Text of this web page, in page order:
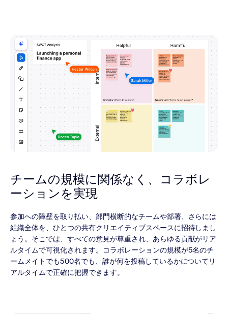
チームの規模に関係なく、コラボレ
ーションを実現
参加への障壁を取り払い、部門横断的なチームや部署、さらには
組織全体を、ひとつの共有クリエイティブスペースに招待しまし
ょう。そこでは、すべての意見が尊重され、あらゆる貢献がリア
ルタイムで可視化されます。コラボレーションの規模が5名のチ
ームメイトでも500名でも、誰が何を投稿しているかについてリ
アルタイムで正確に把握できます。